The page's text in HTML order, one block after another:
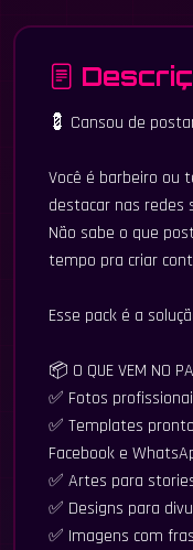
💈 Cansou de
Você é barbeiro ou
destacar nas redes
Não sabe o que
tempo pra criar
Esse pack é a
📦 O QUE VEM NO
✅ Fotos
✅ Templates
Facebook e
✅ Artes para
✅ Designs para
✅ Imagens com